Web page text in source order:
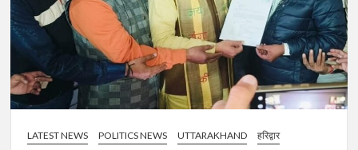
के
पानी
के
बिल
तत्काल
LATEST NEWS POLITICS NEWS UTTARAKHAND हरिद्वार